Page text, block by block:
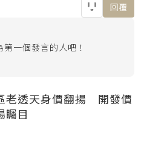
回覆
一個發言的人吧！
老透天身價翻揚 開發價
矚目